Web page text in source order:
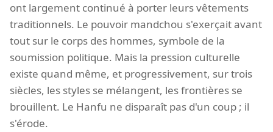
ont largement continué à porter leurs vêtements
traditionnels. Le pouvoir mandchou s'exerçait avant
tout sur le corps des hommes, symbole de la
soumission politique. Mais la pression culturelle
existe quand même, et progressivement, sur trois
siècles, les styles se mélangent, les frontières se
brouillent. Le Hanfu ne disparaît pas d'un coup ; il
s'érode.